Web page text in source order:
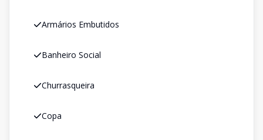
Armários Embutidos
Banheiro Social
Churrasqueira
Copa